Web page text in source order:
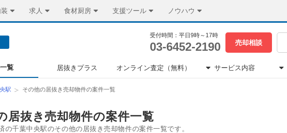
求人 食材厨房 支援ツール ノウハウ
受付時間：平日9時～17時
03-6452-2190 売却相談
覧 居抜きプラス オンライン査定（無料） サービス内容
駅 その他の居抜き売却物件の案件一覧
居抜き売却物件の案件一覧
千葉中央駅のその他の居抜き売却物件の案件一覧です。